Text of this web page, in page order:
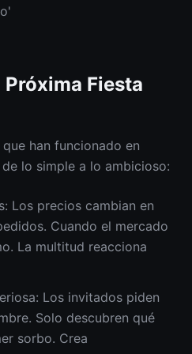
Fiesta
han funcionado en
lo simple a lo ambicioso:
Los precios cambian en
Cuando el mercado
La multitud reacciona
Los invitados piden
Solo descubren qué
sorbo. Crea